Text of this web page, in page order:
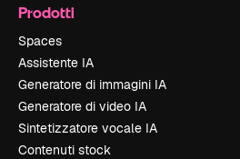
Prodotti
Spaces
Assistente IA
Generatore di immagini IA
Generatore di video IA
Sintetizzatore vocale IA
Contenuti stock